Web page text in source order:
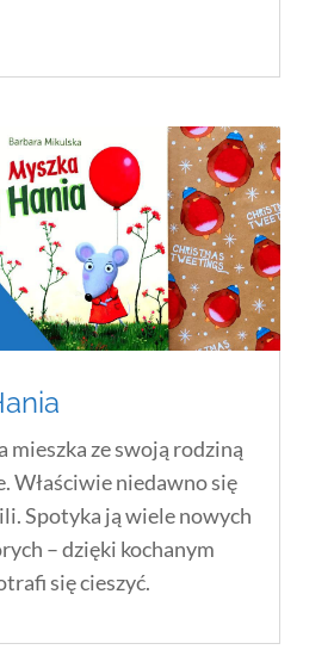
mieszka ze swoją rodziną
Właściwie niedawno się
Spotyka ją wiele nowych
– dzięki kochanym
się cieszyć.